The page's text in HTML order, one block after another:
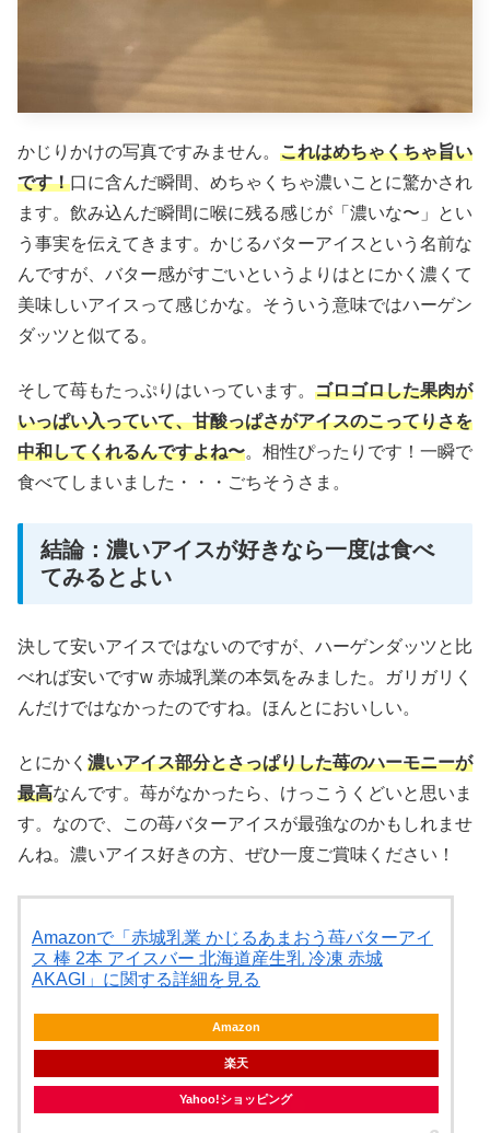
かじりかけの写真ですみません。 これはめちゃくちゃ旨い
です！口に含んだ瞬間、めちゃくちゃ濃いことに驚かされ
ます。飲み込んだ瞬間に喉に残る感じが「濃いな〜」とい
う事実を伝えてきます。かじるバターアイスという名前な
んですが、バター感がすごいというよりはとにかく濃くて
美味しいアイスって感じかな。そういう意味ではハーゲン
ダッツと似てる。
そして苺もたっぷりはいっています。 ゴロゴロした果肉が
いっぱい入っていて、甘酸っぱさがアイスのこってりさを
中和してくれるんですよね〜。相性ぴったりです！一瞬で
食べてしまいました・・・ごちそうさま。
結論：濃いアイスが好きなら一度は食べ
てみるとよい
決して安いアイスではないのですが、ハーゲンダッツと比
べれば安いですw 赤城乳業の本気をみました。ガリガリく
んだけではなかったのですね。ほんとにおいしい。
とにかく 濃いアイス部分とさっぱりした苺のハーモニーが
最高なんです。苺がなかったら、けっこうくどいと思いま
す。なので、この苺バターアイスが最強なのかもしれませ
んね。濃いアイス好きの方、ぜひ一度ご賞味ください！
Amazonで「赤城乳業 かじるあまおう苺バターアイ
ス 棒 2本 アイスバー 北海道産生乳 冷凍 赤城
AKAGI」に関する詳細を見る
Amazon
楽天
Yahoo!ショッピング